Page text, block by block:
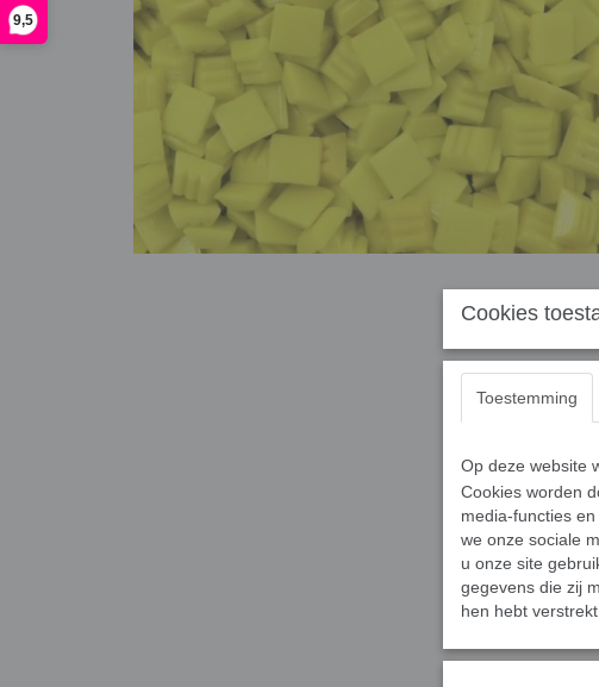
9,5
Cookies
Toestemming
Op deze website
Cookies worden
media-functies
we onze sociale
u onze site
gegevens die zij
hen hebt verstrekt.